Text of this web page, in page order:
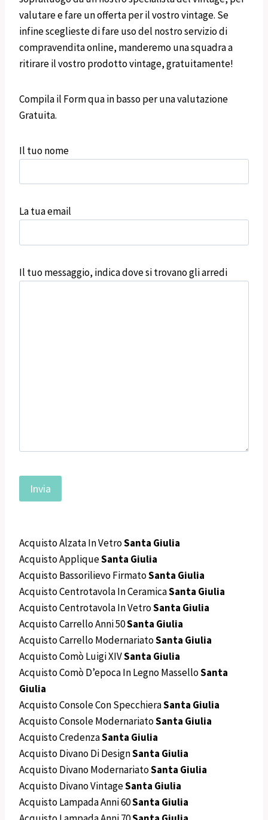
valutare e fare un offerta per il vostro vintage. Se
infine sceglieste di fare uso del nostro servizio di
compravendita online, manderemo una squadra a
ritirare il vostro prodotto vintage, gratuitamente!
Compila il Form qua in basso per una valutazione
Gratuita.
Il tuo nome
La tua email
Il tuo messaggio, indica dove si trovano gli arredi
Acquisto Alzata In VetroSanta Giulia
Acquisto AppliqueSanta Giulia
Acquisto Bassorilievo FirmatoSanta Giulia
Acquisto Centrotavola In CeramicaSanta Giulia
Acquisto Centrotavola In VetroSanta Giulia
Acquisto Carrello Anni 50Santa Giulia
Acquisto Carrello ModernariatoSanta Giulia
Acquisto Comò Luigi XIVSanta Giulia
Acquisto Comò D’epoca In Legno MasselloSanta
Giulia
Acquisto Console Con SpecchieraSanta Giulia
Acquisto Console ModernariatoSanta Giulia
Acquisto CredenzaSanta Giulia
Acquisto Divano Di DesignSanta Giulia
Acquisto Divano ModernariatoSanta Giulia
Acquisto Divano VintageSanta Giulia
Acquisto Lampada Anni 60Santa Giulia